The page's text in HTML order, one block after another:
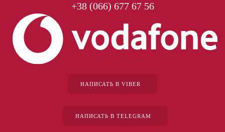
+38 (066) 677 67 56
НАПИСАТЬ В VIBER
НАПИСАТЬ В TELEGRAM